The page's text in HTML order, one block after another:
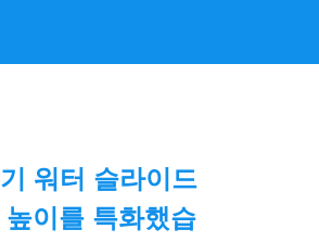
워터 슬라이드
이를 특화했습